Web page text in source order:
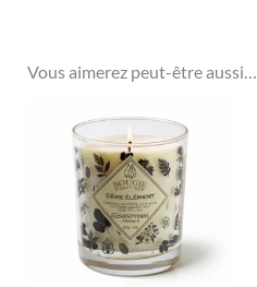
Vous aimerez peut-être aussi…